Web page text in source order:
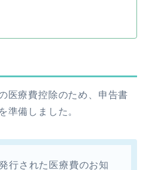
医療費控除のため、申告書
準備しました。
行された医療費のお知